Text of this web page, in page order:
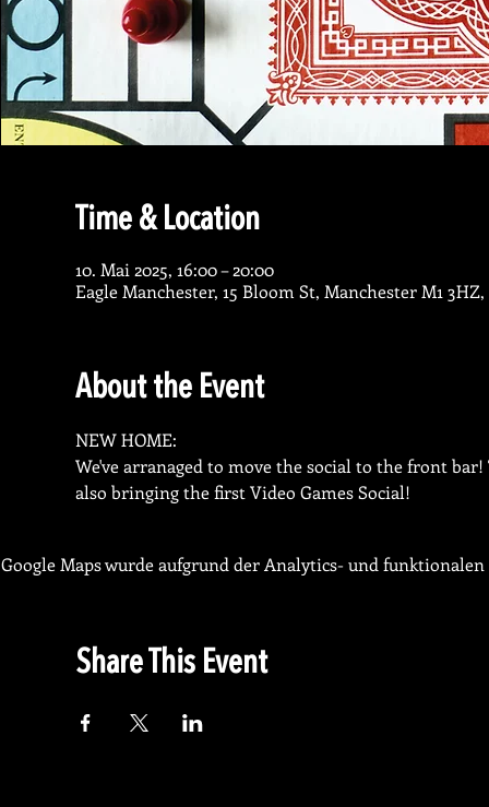
Time & Location
10. Mai 2025, 16:00 – 20:00
Eagle Manchester, 15 Bloom St, Manchester M1 3HZ,
About the Event
NEW HOME:
We've arranaged to move the social to the front
also bringing the first Video Games Social!
Google Maps wurde aufgrund der Analytics- und
Share This Event